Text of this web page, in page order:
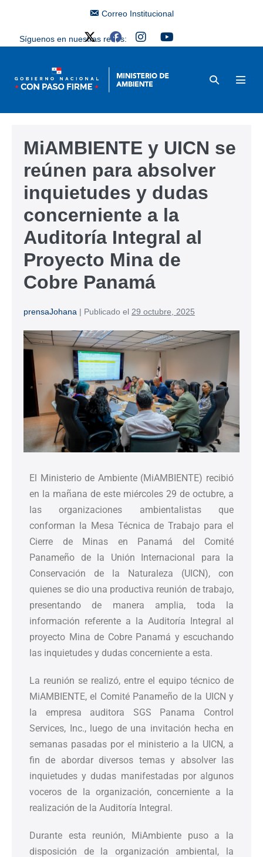
Correo Institucional
Síguenos en nuestras redes:
MiAMBIENTE y UICN se
reúnen para absolver
inquietudes y dudas
concerniente a la
Auditoría Integral al
Proyecto Mina de
Cobre Panamá
prensaJohana | Publicado el 29 octubre, 2025
El Ministerio de Ambiente (MiAMBIENTE) recibió
en la mañana de este miércoles 29 de octubre, a
las organizaciones ambientalistas que
conforman la Mesa Técnica de Trabajo para el
Cierre de Minas en Panamá del Comité
Panameño de la Unión Internacional para la
Conservación de la Naturaleza (UICN), con
quienes se dio una productiva reunión de trabajo,
presentando de manera amplia, toda la
información referente a la Auditoría Integral al
proyecto Mina de Cobre Panamá y escuchando
las inquietudes y dudas concerniente a esta.
La reunión se realizó, entre el equipo técnico de
MiAMBIENTE, el Comité Panameño de la UICN y
la empresa auditora SGS Panama Control
Services, Inc., luego de una invitación hecha en
semanas pasadas por el ministerio a la UICN, a
fin de abordar diversos temas y absolver las
inquietudes y dudas manifestadas por algunos
voceros de la organización, concerniente a la
realización de la Auditoría Integral.
Durante esta reunión, MiAmbiente puso a la
disposición de la organización ambiental, la